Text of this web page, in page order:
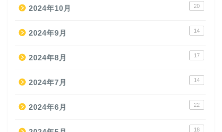
2024年10月 20
2024年9月 14
2024年8月 17
2024年7月 14
2024年6月 22
18